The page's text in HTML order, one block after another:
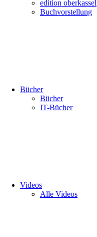
edition oberkassel
Buchvorstellung
Bücher
Bücher
IT-Bücher
Videos
Alle Videos